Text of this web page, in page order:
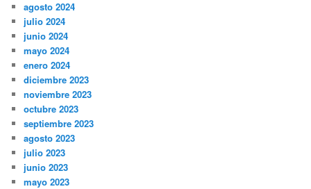
agosto 2024
julio 2024
junio 2024
mayo 2024
enero 2024
diciembre 2023
noviembre 2023
octubre 2023
septiembre 2023
agosto 2023
julio 2023
junio 2023
mayo 2023